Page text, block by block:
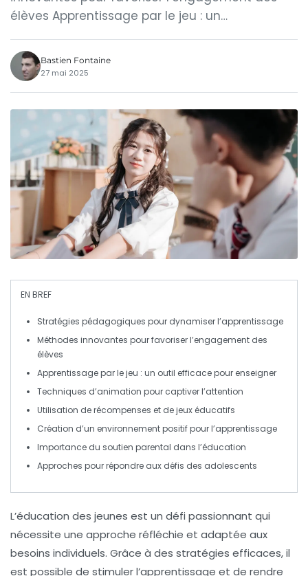
élèves Apprentissage par le jeu : un…
Bastien Fontaine
27 mai 2025
EN BREF
Stratégies pédagogiques pour dynamiser l’apprentissage
Méthodes innovantes pour favoriser l’engagement des
élèves
Apprentissage par le jeu : un outil efficace pour enseigner
Techniques d’animation pour captiver l’attention
Utilisation derécompenses et de jeux éducatifs
Création d’un environnement positifpour l’apprentissage
Importance du soutien parental dans l’éducation
Approches pour répondre aux défis des adolescents
L’éducation des jeunes est un défi passionnant qui
nécessite une approche réfléchie et adaptée aux
besoins individuels. Grâce à des stratégies efficaces, il
est possible de stimuler l’apprentissage et de rendre